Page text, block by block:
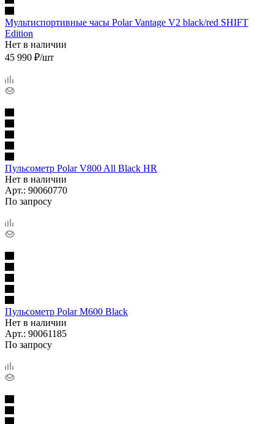
Мультиспортивные часы Polar Vantage V2 black/red SHIFT
Edition
Нет в наличии
45 990 ₽/шт
Пульсометр Polar V800 All Black HR
Нет в наличии
Арт.: 90060770
По запросу
Пульсометр Polar M600 Black
Нет в наличии
Арт.: 90061185
По запросу